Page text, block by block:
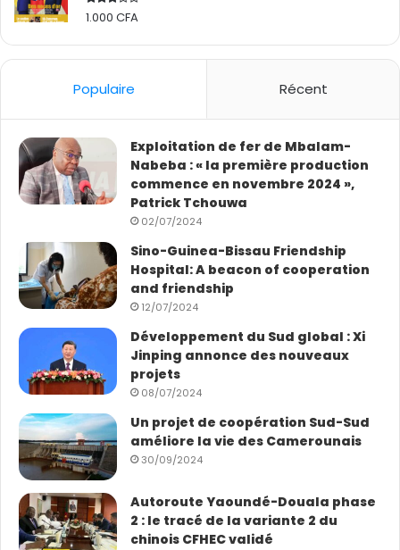
Dans ce parc industriel Lenovo, l’innovation intelligente
se concrétise à travers un modèle de collaboration
unique. Cette visite nous a montré que l’avenir de
l’industrie repose sur l’interaction entre la technologie
de pointe et un esprit d’entreprise audacieux.
Rated
1.000 CFA
Populaire Récent
Exploitation de fer de Mbalam-
Nabeba : « la première production
commence en novembre 2024 »,
Patrick Tchouwa
02/07/2024
Sino-Guinea-Bissau Friendship
Hospital: A beacon of cooperation
and friendship
12/07/2024
Développement du Sud global : Xi
Jinping annonce des nouveaux
projets
08/07/2024
Un projet de coopération Sud-Sud
améliore la vie des Camerounais
30/09/2024
Autoroute Yaoundé-Douala phase
2 : le tracé de la variante 2 du
chinois CFHEC validé